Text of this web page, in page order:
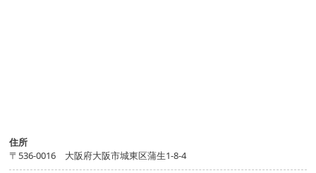
住所
〒536-0016 大阪府大阪市城東区蒲生1-8-4